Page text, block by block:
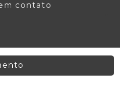
contato